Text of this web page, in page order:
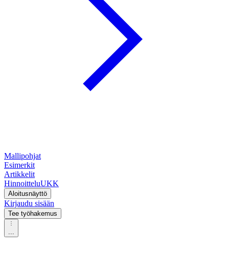
Mallipohjat
Esimerkit
Artikkelit
HinnoitteluUKK
Aloitusnäyttö
Kirjaudu sisään
Tee työhakemus
...